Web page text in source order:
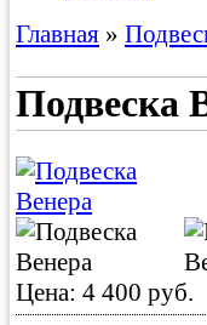
Главная »
Подвеска
Цена: 4 400 руб.